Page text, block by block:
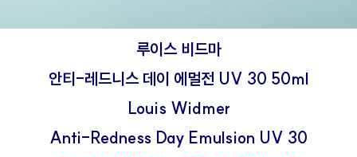
루이스 비드마
안티-레드니스 데이 에멀전 UV 30 50ml
Louis Widmer
Anti-Redness Day Emulsion UV 30